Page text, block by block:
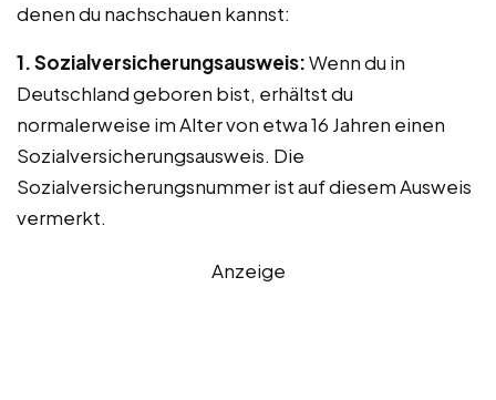
denen du nachschauen kannst:
1. Sozialversicherungsausweis:Wenn du in
Deutschland geboren bist, erhältst du
normalerweise im Alter von etwa 16 Jahren einen
Sozialversicherungsausweis. Die
Sozialversicherungsnummer ist auf diesem Ausweis
vermerkt.
Anzeige